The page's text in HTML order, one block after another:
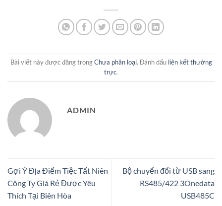
Bài viết này được đăng trongChưa phân loại. Đánh dấu liên kết thường
trực.
ADMIN
Gợi Ý Địa Điểm Tiệc Tất Niên
Công Ty Giá Rẻ Được Yêu
Thích Tại Biên Hòa
Bộ chuyển đổi từ USB sang
RS485/422 3Onedata
USB485C